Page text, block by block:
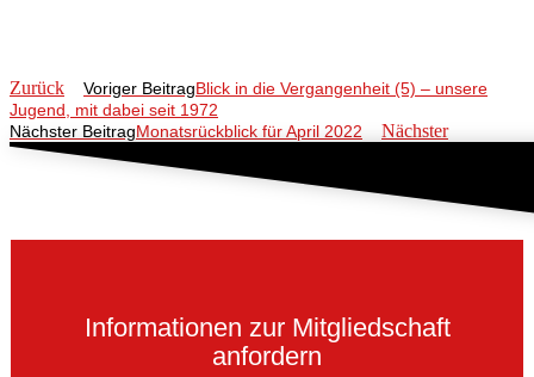
Zurück Voriger BeitragBlick in die Vergangenheit (5) – unsere
Jugend, mit dabei seit 1972
Nächster BeitragMonatsrückblick für April 2022 Nächster
Informationen zur Mitgliedschaft
anfordern